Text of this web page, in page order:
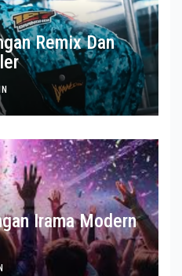
Remix Dan
Irama Modern